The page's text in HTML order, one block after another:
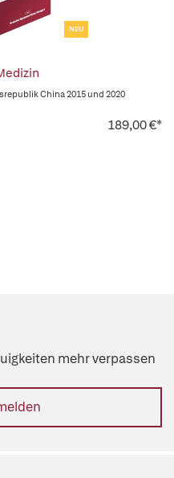
NEU
China 2015 und 2020
189,00 €*
mehr verpassen